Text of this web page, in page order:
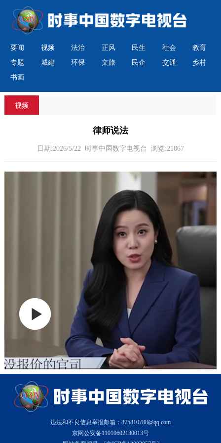
要闻 视频 法治 正风 民生 社会
教育
专题
城建 环保 文旅 民企 交通
乡村
书画
视频
律师说法
日期:2026/5/22 时事中国数字电视台 浏览:21867
违法和不良信息举报邮箱：875810788@qq.com
京网公安备11010602130013号